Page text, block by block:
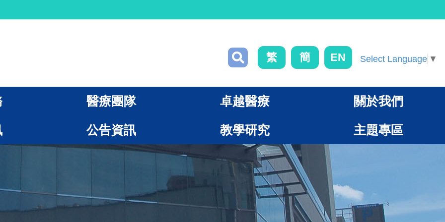
繁 簡 EN Select Language ▼
醫療團隊 卓越醫療 關於我們
公告資訊 教學研究 主題專區